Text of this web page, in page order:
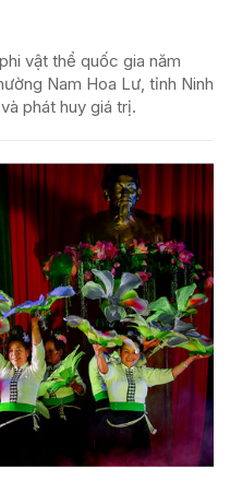
vật thể quốc gia năm
Nam Hoa Lư, tỉnh Ninh
phát huy giá trị.